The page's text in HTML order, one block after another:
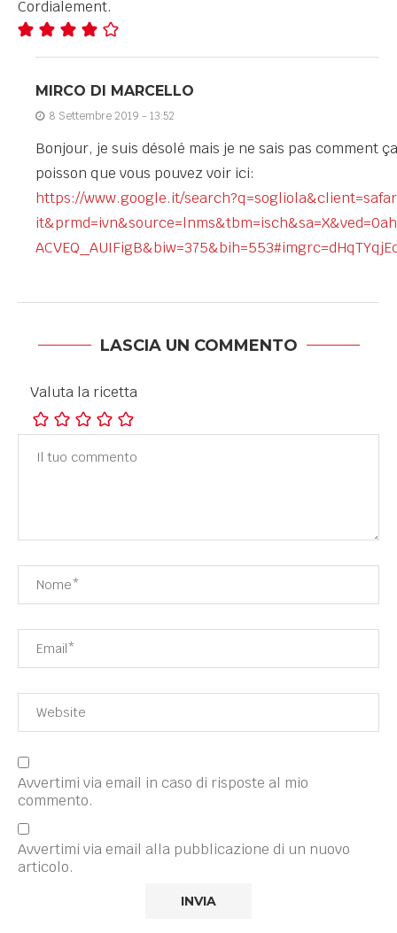
Cordialement.
MIRCO DI MARCELLO
8 Settembre 2019 - 13:52
Bonjour, je suis désolé mais je ne sais pas comment
poisson que vous pouvez voir ici:
https://www.google.it/
LASCIA UN COMMENTO
Valuta la ricetta
Avvertimi via email in caso di risposte al mio
commento.
Avvertimi via email alla pubblicazione di un nuovo
articolo.